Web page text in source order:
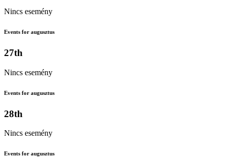
Nincs esemény
Events for augusztus
27th
Nincs esemény
Events for augusztus
28th
Nincs esemény
Events for augusztus